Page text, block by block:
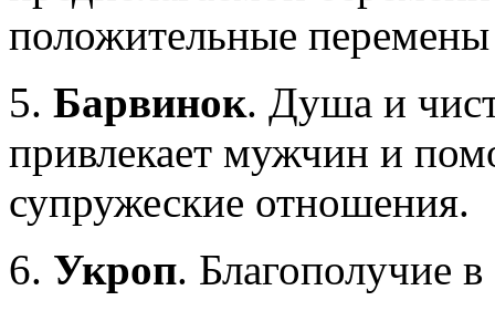
положительные
5. Барвинок. Душа и
привлекает мужчин и
супружеские отношения.
6. Укроп. Благополучие